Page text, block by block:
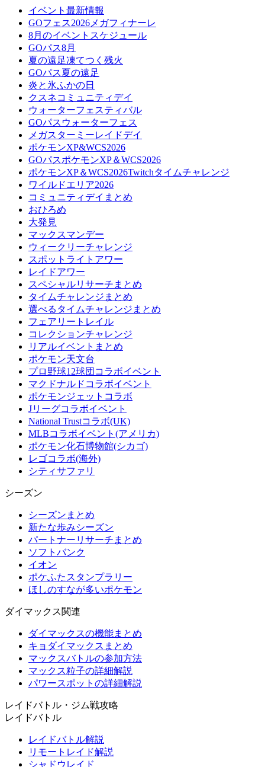
イベント最新情報
GOフェス2026メガフィナーレ
8月のイベントスケジュール
GOパス8月
夏の遠足凍てつく残火
GOパス夏の遠足
炎と氷ふかの日
クスネコミュニティデイ
ウォーターフェスティバル
GOパスウォーターフェス
メガスターミーレイドデイ
ポケモンXP&WCS2026
GOパスポケモンXP＆WCS2026
ポケモンXP＆WCS2026Twitchタイムチャレンジ
ワイルドエリア2026
コミュニティデイまとめ
おひろめ
大発見
マックスマンデー
ウィークリーチャレンジ
スポットライトアワー
レイドアワー
スペシャルリサーチまとめ
タイムチャレンジまとめ
選べるタイムチャレンジまとめ
フェアリートレイル
コレクションチャレンジ
リアルイベントまとめ
ポケモン天文台
プロ野球12球団コラボイベント
マクドナルドコラボイベント
ポケモンジェットコラボ
Jリーグコラボイベント
National Trustコラボ(UK)
MLBコラボイベント(アメリカ)
ポケモン化石博物館(シカゴ)
レゴコラボ(海外)
シティサファリ
シーズン
シーズンまとめ
新たな歩みシーズン
パートナーリサーチまとめ
ソフトバンク
イオン
ポケふたスタンプラリー
ほしのすなが多いポケモン
ダイマックス関連
ダイマックスの機能まとめ
キョダイマックスまとめ
マックスバトルの参加方法
マックス粒子の詳細解説
パワースポットの詳細解説
レイドバトル・ジム戦攻略
レイドバトル
レイドバトル解説
リモートレイド解説
シャドウレイド